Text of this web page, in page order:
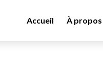
Accueil À propos